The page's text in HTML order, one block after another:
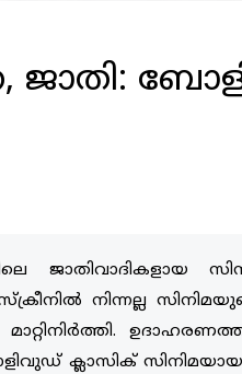
ജാതി:
ജാതിവാദികളായ
നിന്നല്ല
ക്ലാസിക് സിനിമയായ